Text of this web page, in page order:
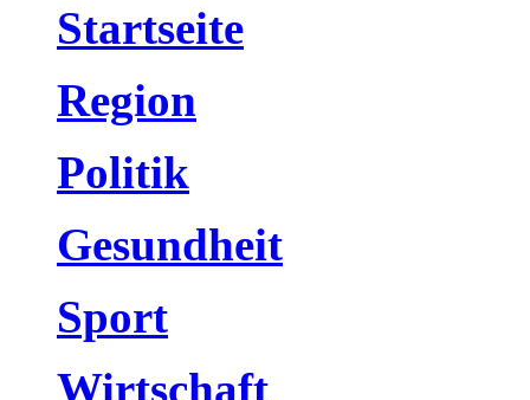
Startseite
Region
Politik
Gesundheit
Sport
Wirtschaft